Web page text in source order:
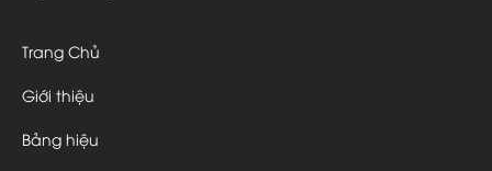
Trang Chủ
Giới thiệu
Bảng hiệu